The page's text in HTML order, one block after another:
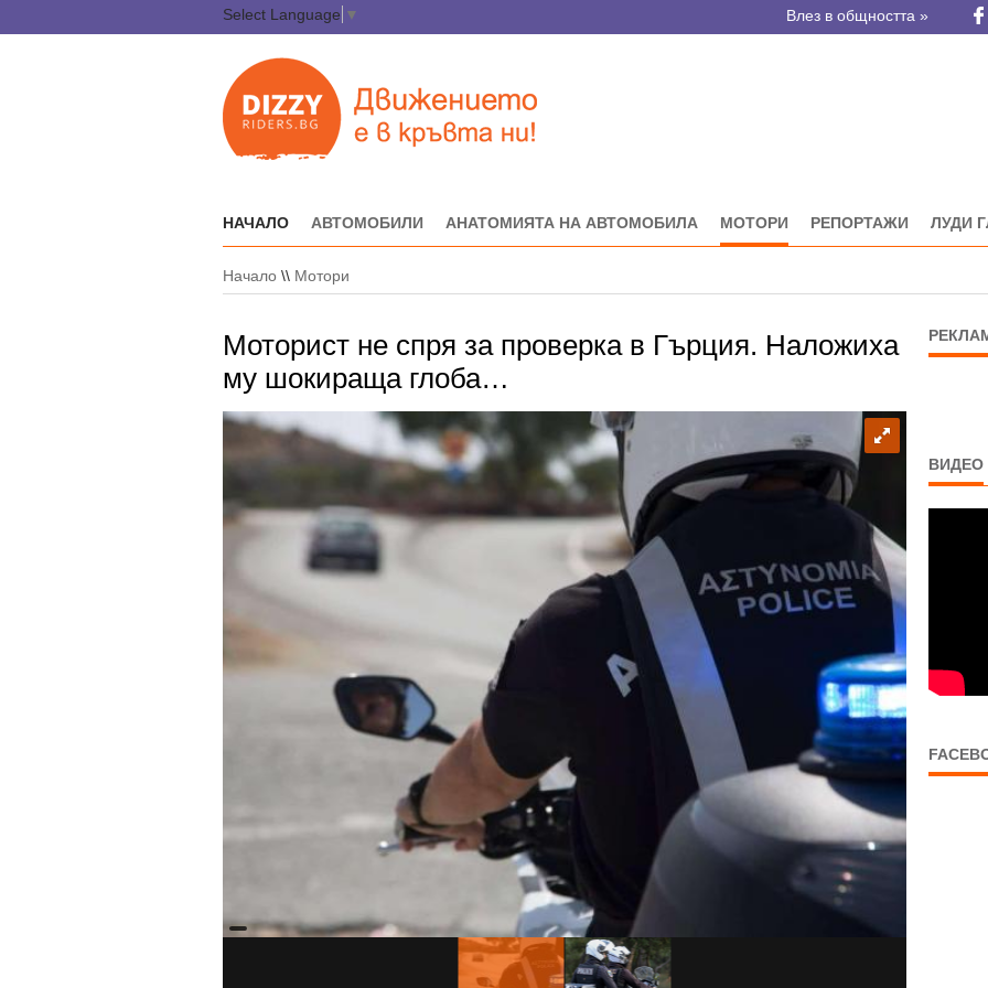
Select Language ▼ Влез в общността »
НАЧАЛО АВТОМОБИЛИ АНАТОМИЯТА НА АВТОМОБИЛА МОТОРИ РЕПОРТАЖИ ЛУДИ
Начало \\ Мотори
Моторист не спря за проверка в Гърция. Наложиха
му шокираща глоба…
ВИДЕО